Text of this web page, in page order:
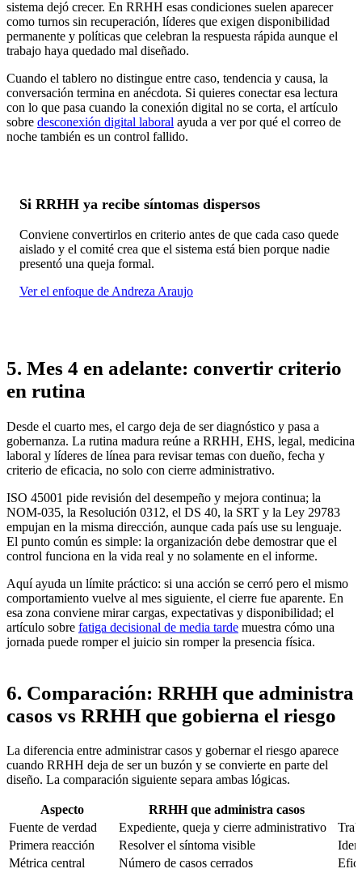
sistema dejó crecer. En RRHH esas condiciones suelen aparecer
como turnos sin recuperación, líderes que exigen disponibilidad
permanente y políticas que celebran la respuesta rápida aunque el
trabajo haya quedado mal diseñado.
Cuando el tablero no distingue entre caso, tendencia y causa, la
conversación termina en anécdota. Si quieres conectar esa lectura
con lo que pasa cuando la conexión digital no se corta, el artículo
sobre desconexión digital laboral ayuda a ver por qué el correo de
noche también es un control fallido.
Si RRHH ya recibe síntomas dispersos
Conviene convertirlos en criterio antes de que cada caso quede
aislado y el comité crea que el sistema está bien porque nadie
presentó una queja formal.
Ver el enfoque de Andreza Araujo
5. Mes 4 en adelante: convertir criterio
en rutina
Desde el cuarto mes, el cargo deja de ser diagnóstico y pasa a
gobernanza. La rutina madura reúne a RRHH, EHS, legal, medicina
laboral y líderes de línea para revisar temas con dueño, fecha y
criterio de eficacia, no solo con cierre administrativo.
ISO 45001 pide revisión del desempeño y mejora continua; la
NOM-035, la Resolución 0312, el DS 40, la SRT y la Ley 29783
empujan en la misma dirección, aunque cada país use su lenguaje.
El punto común es simple: la organización debe demostrar que el
control funciona en la vida real y no solamente en el informe.
Aquí ayuda un límite práctico: si una acción se cerró pero el mismo
comportamiento vuelve al mes siguiente, el cierre fue aparente. En
esa zona conviene mirar cargas, expectativas y disponibilidad; el
artículo sobre fatiga decisional de media tarde muestra cómo una
jornada puede romper el juicio sin romper la presencia física.
6. Comparación: RRHH que administra
casos vs RRHH que gobierna el riesgo
La diferencia entre administrar casos y gobernar el riesgo aparece
cuando RRHH deja de ser un buzón y se convierte en parte del
diseño. La comparación siguiente separa ambas lógicas.
Aspecto
RRHH que administra casos
Fuente de verdad
Expediente, queja y cierre administrativo
Primera reacción
Resolver el síntoma visible
Métrica central
Número de casos cerrados